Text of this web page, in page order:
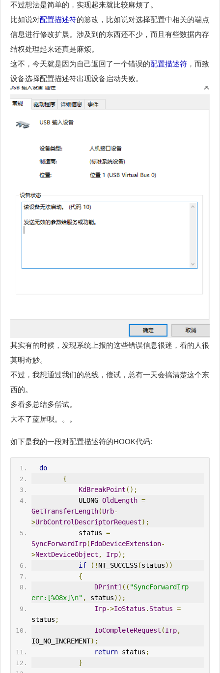
不过想法是简单的，实现起来就比较麻烦了。
比如说对配置描述符的篡改，比如说对选择配置中相关的端点
信息进行修改扩展。涉及到的东西还不少，而且有些数据内存
结权处理起来还真是麻烦。
这不，今天就是因为自己返回了一个错误的配置描述符 ，而致
设备选择配置描述符出现设备启动失败。
其实有的时候，发现系统上报的这些错误信息很迷，看的人很
莫明奇妙。
不过，我想通过我们的总线，偿试，总有一天会搞清楚这个东
西的。
多看多总结多偿试。
大不了蓝屏呗。。。
如下是我的一段对配置描述符的HOOK代码:
do
{
KdBreakPoint ();
            ULONG
OldLength =
GetTransferLength(Urb-
>UrbControlDescriptorRequest);
            status
=
SyncForwardIrp(FdoDeviceExtension-
>NextDeviceObject , Irp);
if
(! NT_SUCCESS(status))
{
DPrint1(( "SyncForwardIrp
err:[%08x]\n" , status));
Irp->IoStatus . Status =
status ;
IoCompleteRequest (Irp,
IO_NO_ INCREMENT);
return status ;
}